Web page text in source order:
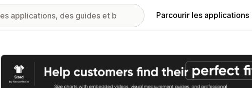
Parcourir les applications
Galerie d’images vedette